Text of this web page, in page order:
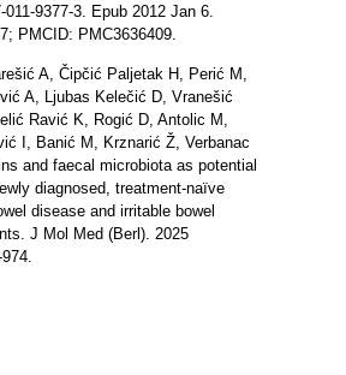
011-9377-3. Epub 2012 Jan 6.
PMCID: PMC3636409.
A, Čipčić Paljetak H, Perić M,
A, Ljubas Kelečić D, Vranešić
Ravić K, Rogić D, Antolic M,
I, Banić M, Krznarić Ž, Verbanac
and faecal microbiota as potential
diagnosed, treatment-naïve
disease and irritable bowel
J Mol Med (Berl). 2025